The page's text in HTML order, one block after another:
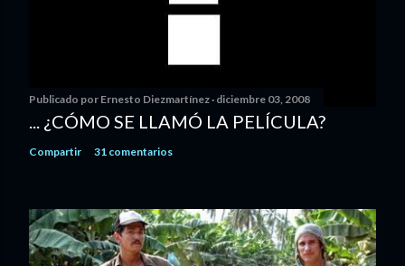
Publicado por Ernesto Diezmartínez diciembre 03, 2008
... ¿CÓMO SE LLAMÓ LA PELÍCULA?
Compartir 31 comentarios